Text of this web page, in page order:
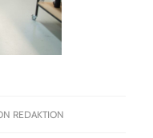
REDAKTION